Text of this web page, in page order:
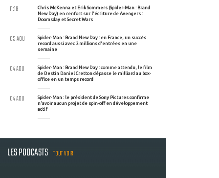
Chris McKenna et Erik Sommers (Spider-Man : Brand
New Day) en renfort sur l'écriture de Avengers :
Doomsday et Secret Wars
11:19
Spider-Man : Brand New Day : en France, un succès
record aussi avec 3 millions d'entrées en une
semaine
05 AOU
Spider-Man : Brand New Day : comme attendu, le film
de Destin Daniel Cretton dépasse le milliard au box-
office en un temps record
04 AOU
Spider-Man : le président de Sony Pictures confirme
n'avoir aucun projet de spin-off en développement
actif
04 AOU
LES PODCASTS TOUT VOIR